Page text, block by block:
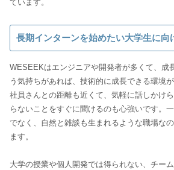
ています。
長期インターンを始めたい大学生に向
WESEEKはエンジニアや開発者が多くて、成
う気持ちがあれば、技術的に成長できる環境が
社員さんとの距離も近くて、気軽に話しかけ
らないことをすぐに聞けるのも心強いです。
でなく、自然と雑談も生まれるような職場な
ます。
大学の授業や個人開発では得られない、チー